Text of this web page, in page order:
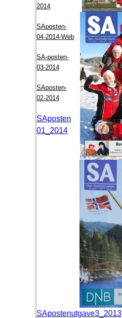
2014
SAposten-
04-2014-Web
SA-posten-
03-2014
SAposten-
02-2014
SAposten
01_2014
SApostenutgave3_2013